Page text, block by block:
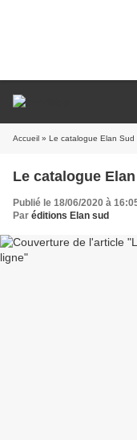
Accueil » Le catalogue Elan
Le catalogue
Publié le 18/06/2020 à
Par éditions Elan sud